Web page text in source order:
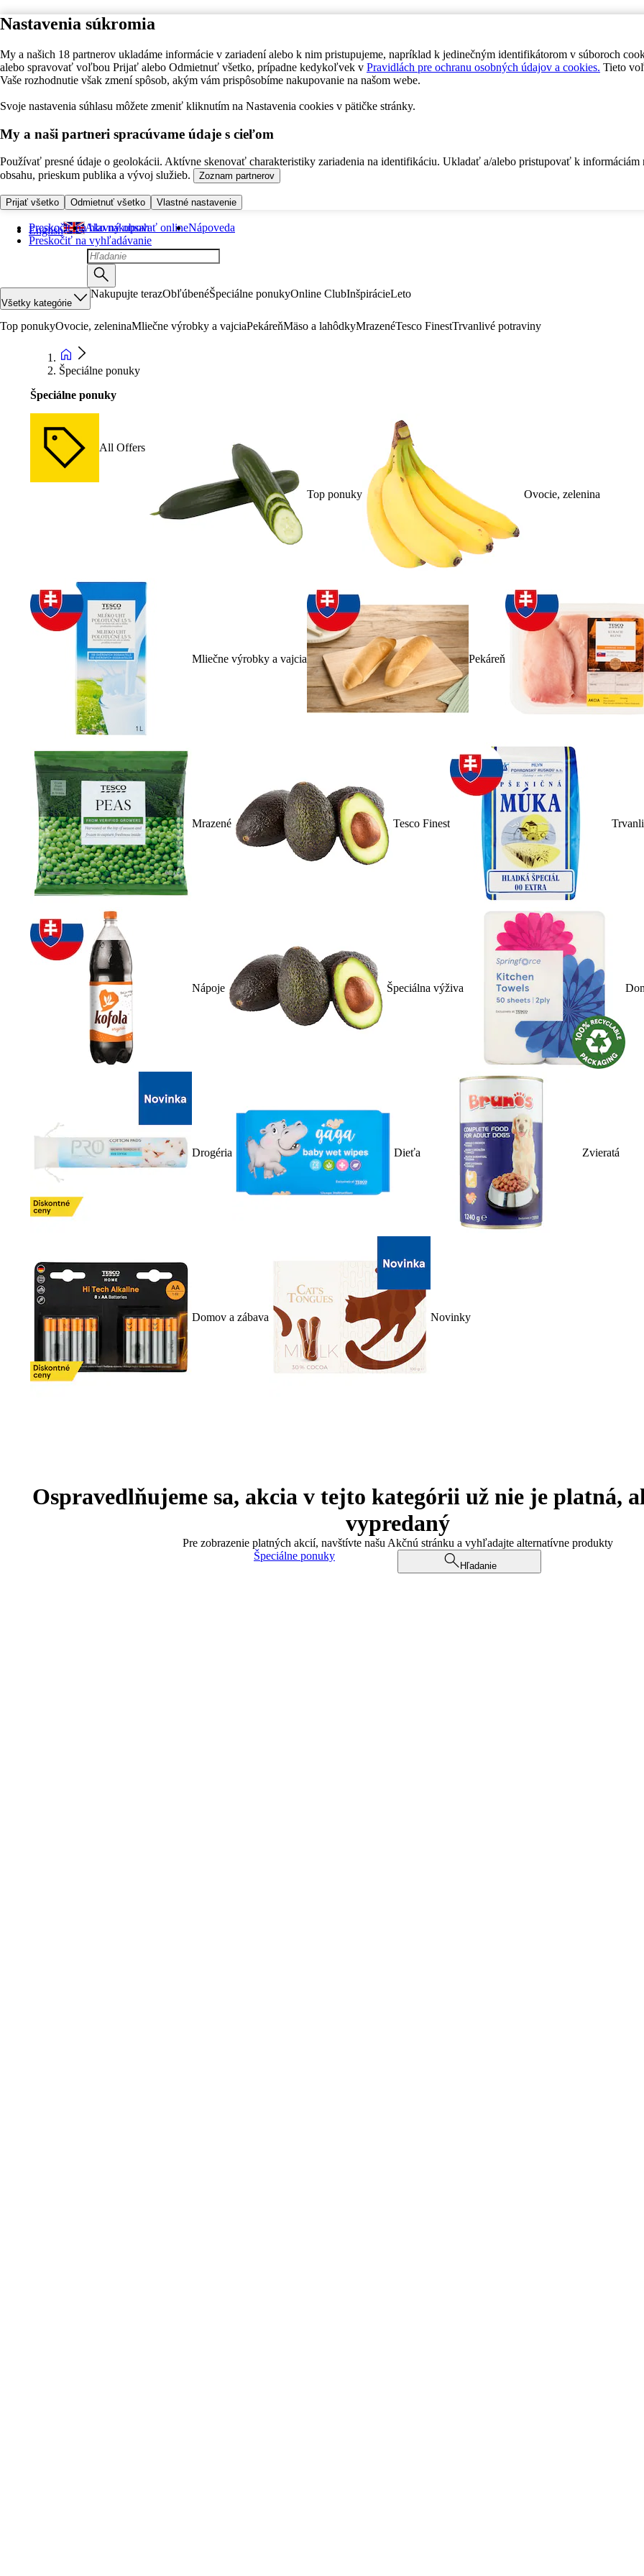
Nastavenia súkromia
My a našich 18 partnerov ukladáme informácie v zariadení alebo k nim pristupujeme, napríklad k jedinečným identifikátorom v súboroch
alebo spravovať voľbou Prijať alebo Odmietnuť všetko, prípadne kedykoľvek v Pravidlách pre ochranu osobných údajov a cookies. Tieto
Vaše rozhodnutie však zmení spôsob, akým vám prispôsobíme nakupovanie na našom webe.
Svoje nastavenia súhlasu môžete zmeniť kliknutím na Nastavenia cookies v pätičke stránky.
My a naši partneri spracúvame údaje s cieľom
Používať presné údaje o geolokácii. Aktívne skenovať charakteristiky zariadenia na identifikáciu. Ukladať a/alebo pristupovať k informáciám
obsahu, prieskum publika a vývoj služieb.
Zoznam partnerov
Prijať všetko Odmietnuť všetko Vlastné nastavenie
Preskočiť na hlavný obsah
Preskočiť na vyhľadávanie
English Ako nakupovať onlineNápoveda
Všetky kategórie
Nakupujte terazObľúbenéŠpeciálne ponukyOnline ClubInšpirácieLeto
Top ponukyOvocie, zeleninaMliečne výrobky a vajciaPekáreňMäso a lahôdkyMrazenéTesco FinestTrvanlivé potraviny
Špeciálne ponuky
Špeciálne ponuky
All Offers
Top ponuky Ovocie, zelenina
Mliečne výrobky a vajcia Pekáreň
Mrazené Tesco Finest
Nápoje Špeciálna výživa
Drogéria Dieťa Zvieratá
Domov a zábava Novinky
Ospravedlňujeme sa, akcia v tejto kategórii už nie je platná,
vypredaný
Pre zobrazenie platných akcií, navštívte našu Akčnú stránku a vyhľadajte alternatívne produkty
Špeciálne ponuky
Hľadanie